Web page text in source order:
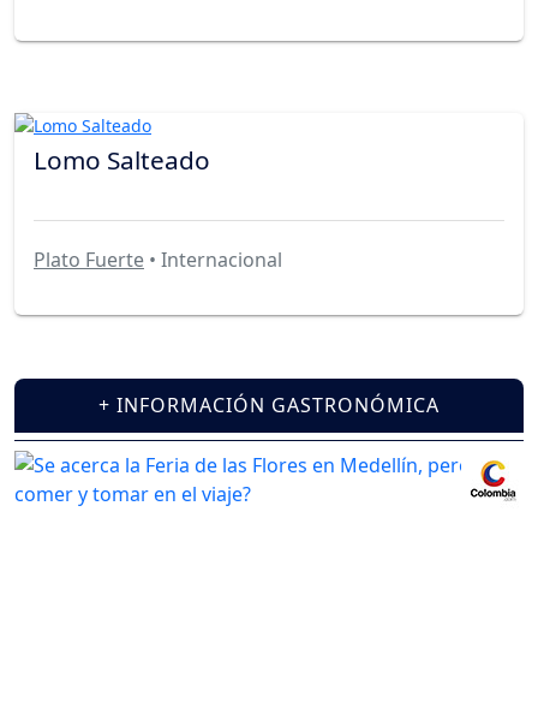
Lomo Salteado
Plato Fuerte • Internacional
+ INFORMACIÓN GASTRONÓMICA